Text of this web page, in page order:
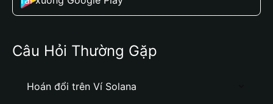
Câu Hỏi Thường Gặp
Hoán đổi trên Ví Solana